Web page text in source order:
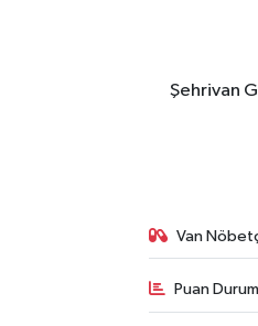
Şehrivan
Van
Puan